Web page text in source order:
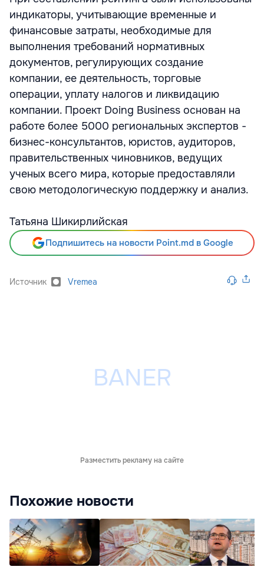
индикаторы, учитывающие временные и
финансовые затраты, необходимые для
выполнения требований нормативных
документов, регулирующих создание
компании, ее деятельность, торговые
операции, уплату налогов и ликвидацию
компании. Проект Doing Business основан на
работе более 5000 региональных экспертов -
бизнес-консультантов, юристов, аудиторов,
правительственных чиновников, ведущих
ученых всего мира, которые предоставляли
свою методологическую поддержку и анализ.
Татьяна Шикирлийская
Подпишитесь на новости Point.md в Google
Источник Vremea
Разместить рекламу на сайте
Похожие новости